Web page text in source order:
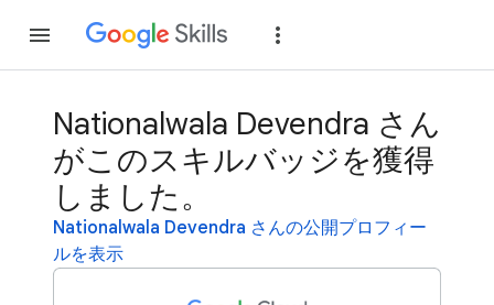
Nationalwala Devendra さん
がこのスキルバッジを獲得
しました。
Nationalwala Devendra さんの公開プロフィー
ルを表示